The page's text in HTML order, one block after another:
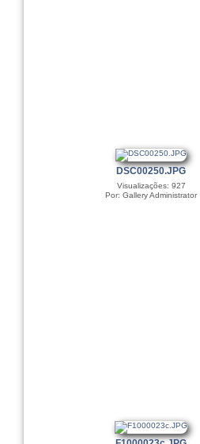
DSC00250.JPG
Visualizações: 927
Por: Gallery Administrator